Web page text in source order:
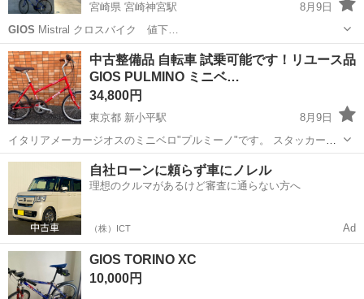
宮崎県 宮崎神宮駅
8月9日
GIOS Mistral クロスバイク 値下…
宮崎 宮崎市 宮崎神宮駅 クロスバイク
中古整備品 自転車 試乗可能です！リユース品
GIOS PULMINO ミニベ…
34,800円
東京都 新小平駅
8月9日
イタリアメーカージオスのミニベロ"プルミーノ"です。 スタッカード
フレームで跨ぎやすく街乗りやちょっとしたサイクリングにオススメ
です！ 新品パーツ :タイヤ(前後)20x1 1/8 :チューブ(前後)仏式 ...
東京 小平市 新小平駅 クロスバイク
自社ローンに頼らず車にノレル
理想のクルマがあるけど審査に通らない方へ
（株）ICT Ad
GIOS TORINO XC
10,000円